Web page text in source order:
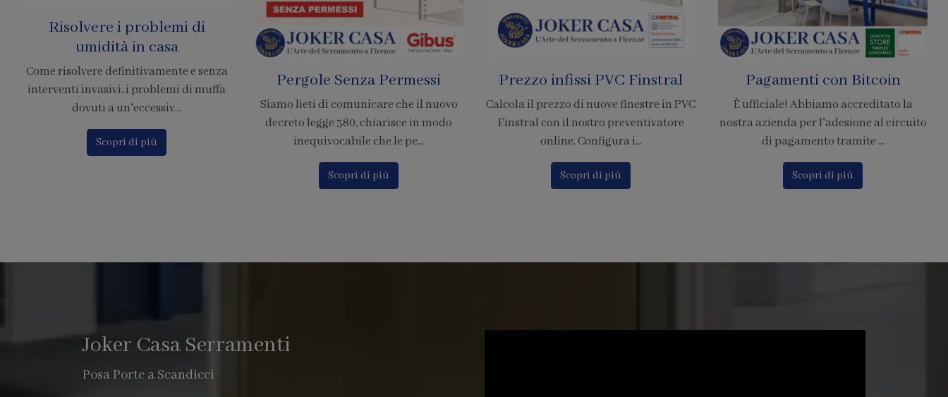
Pergole Senza Permessi
Siamo lieti di comunicare che il nuovo
inequivocabile che le pe...
Prezzo infissi PVC Finstral
Calcola il prezzo di nuove finestre in PVC
Finstral con il nostro preventivatore
online. Configura i...
Scopri di più
Pagamenti con Bitcoin
È ufficiale! Abbiamo accreditato la
nostra azienda per l'adesione al circuito
di pagamento tramite ...
Scopri di più
SharkNet: Le Zanzariere
Resistenti di Grandi
Dimensioni
La zanzariera SharkNet introduce
innovazione risolvendo i principali
problemi delle comuni zanzarier...
Joker Casa Serramenti
Posa Porte a Scandicci